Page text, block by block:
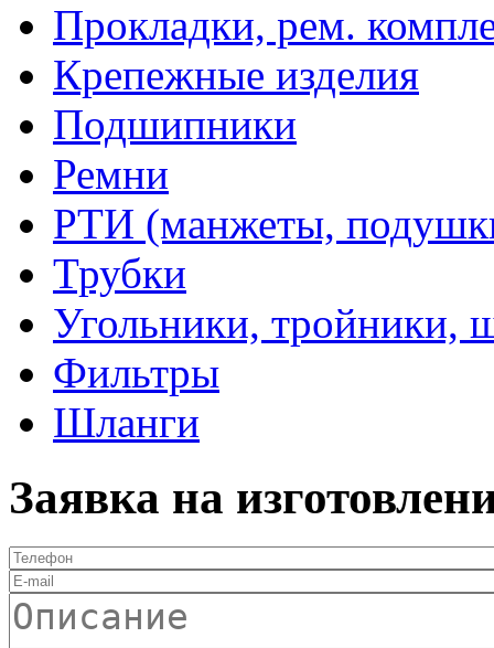
Прокладки, рем.
Крепежные изделия
Подшипники
Ремни
РТИ (манжеты,
Трубки
Угольники, тройники,
Фильтры
Шланги
Заявка на
Телефон
E-mail
Описание